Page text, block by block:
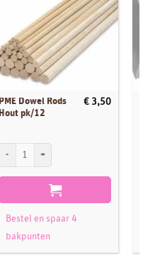
PME Dowel Rods
Hout pk/12
€ 3,50
Bestel en spaar 4
bakpunten